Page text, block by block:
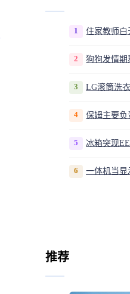
1
2
3
4
5
6
推荐